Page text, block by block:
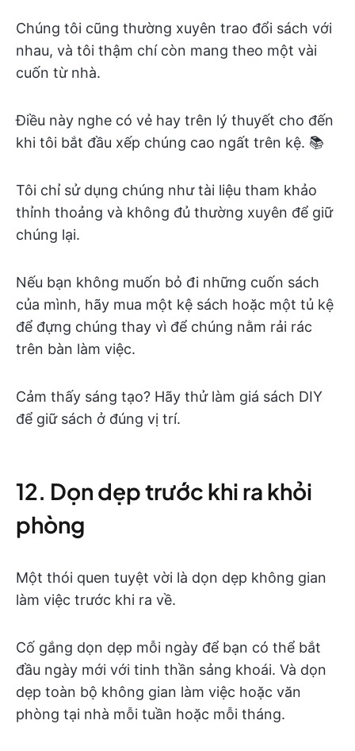
Chúng tôi cũng thường xuyên trao đổi sách với
nhau, và tôi thậm chí còn mang theo một vài
cuốn từ nhà.
Điều này nghe có vẻ hay trên lý thuyết cho đến
khi tôi bắt đầu xếp chúng cao ngất trên kệ. 📚
Tôi chỉ sử dụng chúng như tài liệu tham khảo
thỉnh thoảng và không đủ thường xuyên để giữ
chúng lại.
Nếu bạn không muốn bỏ đi những cuốn sách
của mình, hãy mua một kệ sách hoặc một tủ kệ
để đựng chúng thay vì để chúng nằm rải rác
trên bàn làm việc.
Cảm thấy sáng tạo? Hãy thử làm giá sách DIY
để giữ sách ở đúng vị trí.
12. Dọn dẹp trước khi ra khỏi
phòng
Một thói quen tuyệt vời là dọn dẹp không gian
làm việc trước khi ra về.
Cố gắng dọn dẹp mỗi ngày để bạn có thể bắt
đầu ngày mới với tinh thần sảng khoái. Và dọn
dẹp toàn bộ không gian làm việc hoặc văn
phòng tại nhà mỗi tuần hoặc mỗi tháng.